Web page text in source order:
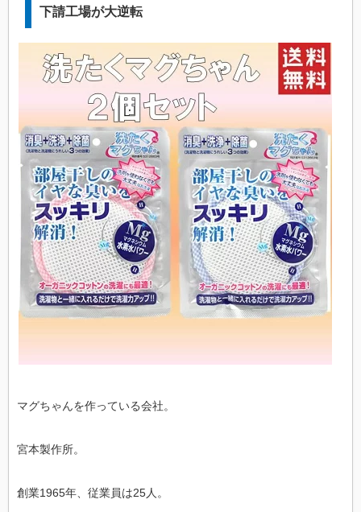
下請工場が大逆転
マグちゃんを作っている会社。
宮本製作所。
創業1965年、従業員は25人。